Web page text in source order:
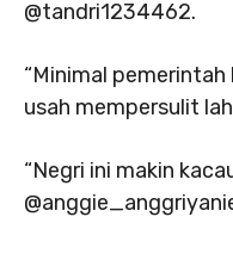
@tandri1234462.
“Minimal
usah mempersulit
“Negri ini makin